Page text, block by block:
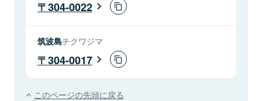
304-0022
筑波島チクワジマ
304-0017
このページの先頭に戻る